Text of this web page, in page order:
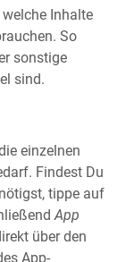
Inhalte
So
sonstige
sind.
einzelnen
Findest Du
tippe auf
App
über den
App-